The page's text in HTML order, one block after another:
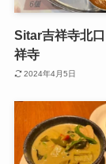
Sitar吉祥寺北
祥寺
2024年4月5日